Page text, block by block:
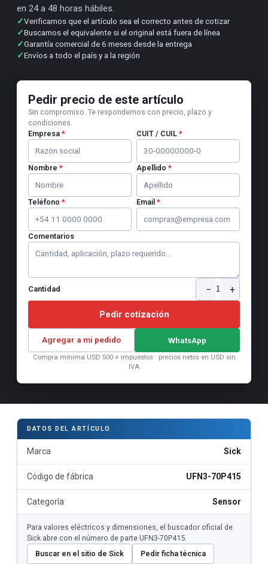
en 24 a 48 horas hábiles.
✓Verificamos que el artículo sea el correcto antes de cotizar
✓Buscamos el equivalente si el original está fuera de línea
✓Garantía comercial de 6 meses desde la entrega
✓Envíos a todo el país y a la región
Pedir precio de este artículo
Sin compromiso. Te respondemos con precio, plazo y
condiciones.
Empresa * CUIT / CUIL *
Nombre * Apellido *
Teléfono * Email *
Comentarios
Cantidad − 1 +
Pedir cotización
Agregar a mi pedido WhatsApp
Compra mínima USD 500 + impuestos · precios netos en USD sin
IVA
DATOS DEL ARTÍCULO
Marca Sick
Código de fábrica UFN3-70P415
Categoría Sensor
Para valores eléctricos y dimensiones, el buscador oficial de
Sick abre con el número de parte UFN3-70P415.
Buscar en el sitio de Sick
Pedir ficha técnica